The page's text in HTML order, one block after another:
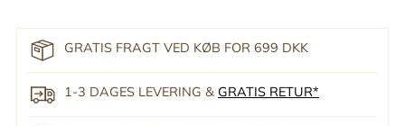
GRATIS FRAGT VED KØB FOR 699 DKK
1-3 DAGES LEVERING & GRATIS RETUR*